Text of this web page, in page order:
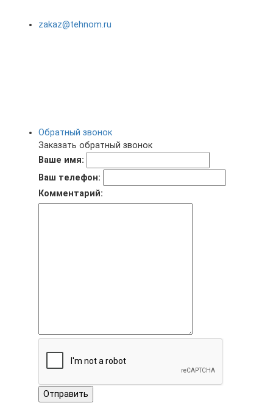
zakaz@tehnom.ru
Обратный звонок
Заказать обратный звонок
Ваше имя:
Ваш телефон:
Комментарий:
Отправить